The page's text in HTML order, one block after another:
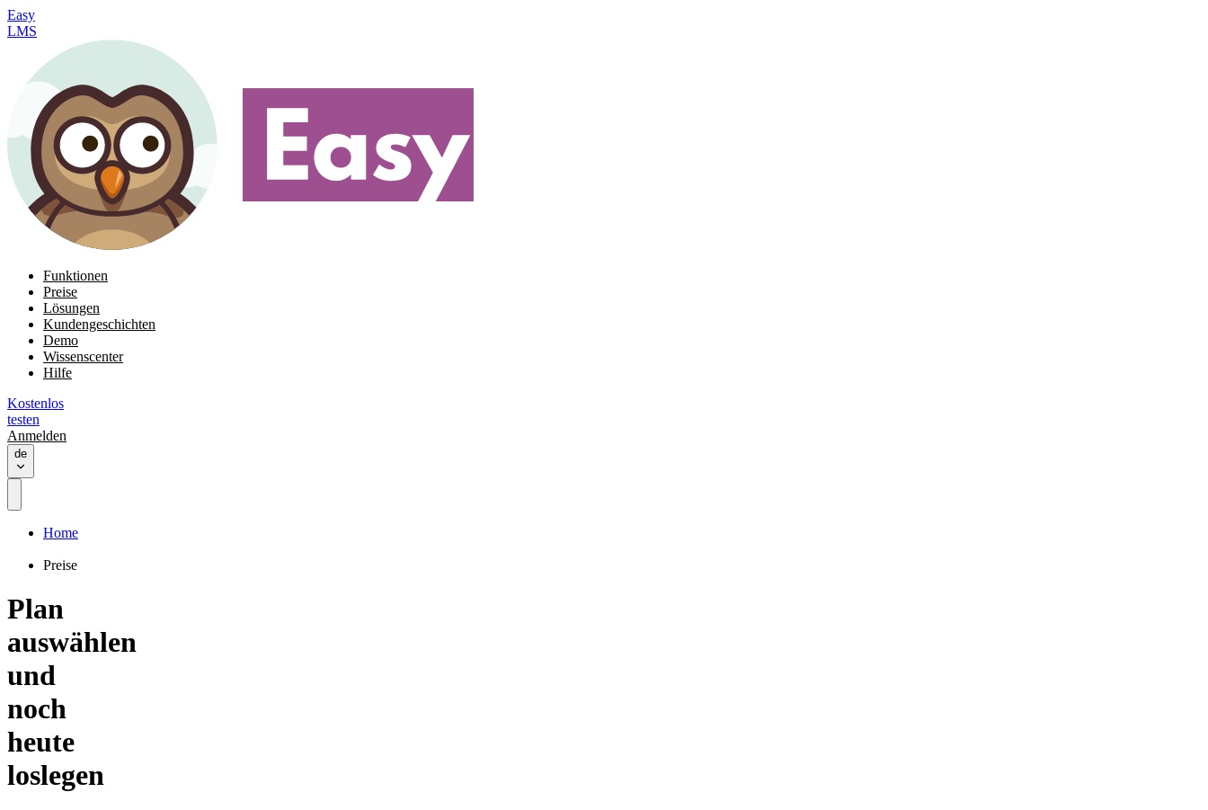
Easy
LMS
Funktionen
Preise
Lösungen
Kundengeschichten
Demo
Wissenscenter
Hilfe
Kostenlos
testen
Anmelden
de
Home
Preise
Plan
auswählen
und
noch
heute
loslegen